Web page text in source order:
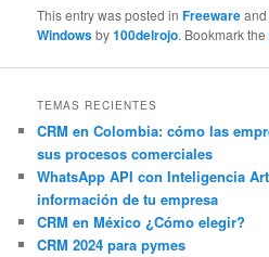
This entry was posted inFreeware
Windowsby100delrojo. Bookmark the
TEMAS RECIENTES
CRM en Colombia: cómo las
sus procesos comerciales
WhatsApp API con Inteligencia
información de tu empresa
CRM en México ¿Cómo elegir?
CRM 2024 para pymes